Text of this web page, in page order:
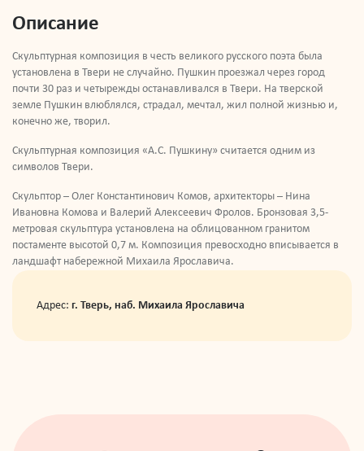
Описание
Скульптурная композиция в честь великого русского поэта была
установлена в Твери не случайно. Пушкин проезжал через город
почти 30 раз и четырежды останавливался в Твери. На тверской
земле Пушкин влюблялся, страдал, мечтал, жил полной жизнью и,
конечно же, творил.
Скульптурная композиция «А.С. Пушкину» считается одним из
символов Твери.
Скульптор – Олег Константинович Комов, архитекторы – Нина
Ивановна Комова и Валерий Алексеевич Фролов. Бронзовая 3,5-
метровая скульптура установлена на облицованном гранитом
постаменте высотой 0,7 м. Композиция превосходно вписывается в
ландшафт набережной Михаила Ярославича.
Адрес: г. Тверь, наб. Михаила Ярославича